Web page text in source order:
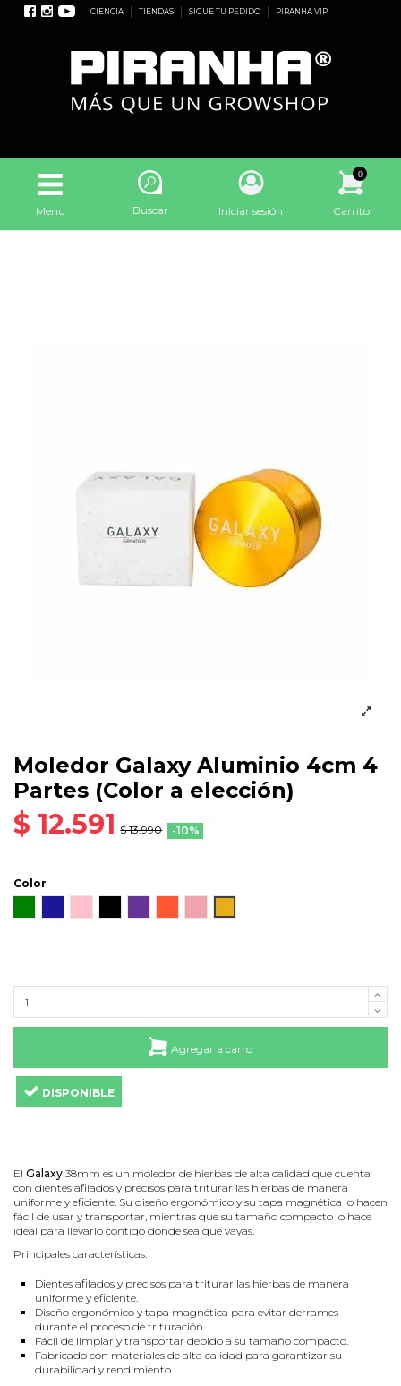
CIENCIA TIENDAS SIGUE TU PEDIDO PIRANHA VIP
Menu Buscar Iniciar sesión
0
Carrito
Moledor Galaxy Aluminio 4cm 4
Partes (Color a elección)
$ 12.591 $ 13.990 -10%
Color
Agregar a carro
DISPONIBLE
El Galaxy 38mm es un moledor de hierbas de alta calidad que cuenta
con dientes afilados y precisos para triturar las hierbas de manera
uniforme y eficiente. Su diseño ergonómico y su tapa magnética lo hacen
fácil de usar y transportar, mientras que su tamaño compacto lo hace
ideal para llevarlo contigo donde sea que vayas.
Principales características:
Dientes afilados y precisos para triturar las hierbas de manera
uniforme y eficiente.
Diseño ergonómico y tapa magnética para evitar derrames
durante el proceso de trituración.
Fácil de limpiar y transportar debido a su tamaño compacto.
Fabricado con materiales de alta calidad para garantizar su
durabilidad y rendimiento.